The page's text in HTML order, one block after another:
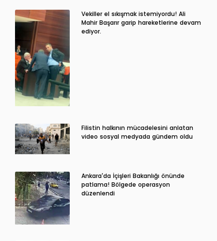
Vekiller el sıkışmak istemiyordu! Ali
Mahir Başarır garip hareketlerine devam
ediyor.
Filistin halkının mücadelesini anlatan
video sosyal medyada gündem oldu
Ankara'da İçişleri Bakanlığı önünde
patlama! Bölgede operasyon
düzenlendi